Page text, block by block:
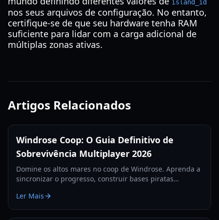
island_id
nos seus arquivos de configuração. No entanto,
certifique-se de que seu hardware tenha RAM
suficiente para lidar com a carga adicional de
múltiplas zonas ativas.
Artigos Relacionados
Windrose Coop: O Guia Definitivo de
Sobrevivência Multiplayer 2026
Domine os altos mares no coop de Windrose. Aprenda a
sincronizar o progresso, construir bases piratas
com sua tripulação neste guia abrangente de 2026.
Ler Mais